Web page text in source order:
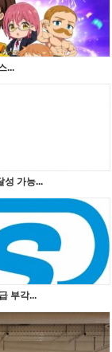
...
성 가능...
부각...